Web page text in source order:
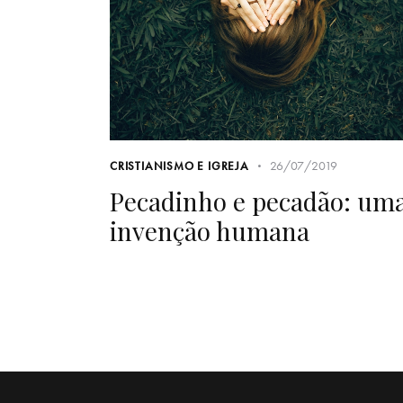
CRISTIANISMO E IGREJA 26/07/2019
Pecadinho e pecadão:
invenção humana